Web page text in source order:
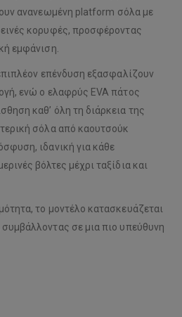
ανανεωμένη platform σόλα με
κορυφές, προσφέροντας
εμφάνιση.
επένδυση εξασφαλίζουν
ενώ ο ελαφρύς EVA πάτος
καθ’ όλη τη διάρκεια της
σόλα από καουτσούκ
ιδανική για κάθε
βόλτες μέχρι ταξίδια και
το μοντέλο κατασκευάζεται
σε μια πιο υπεύθυνη